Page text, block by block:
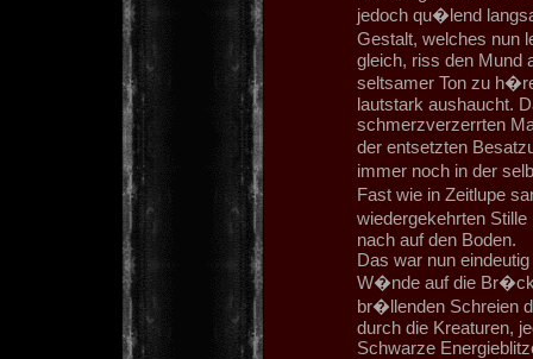
jedoch qu�lend
Gestalt, welches nun
gleich, riss den Mund
seltsamer Ton zu
lautstark aushaucht.
schmerzverzerrten
der entsetzten
immer noch in der
Fast wie in Zeitlupe
wiedergekehrten
nach auf den Boden.
Das war nun
W�nde auf die
br�llenden Schreien
durch die Kreaturen,
Schwarze